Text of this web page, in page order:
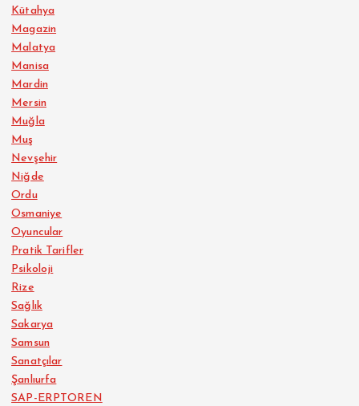
Kütahya
Magazin
Malatya
Manisa
Mardin
Mersin
Muğla
Muş
Nevşehir
Niğde
Ordu
Osmaniye
Oyuncular
Pratik Tarifler
Psikoloji
Rize
Sağlık
Sakarya
Samsun
Sanatçılar
Şanlıurfa
SAP-ERPTOREN